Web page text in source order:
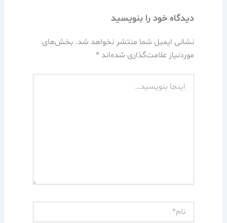
دیدگاه‌ خود را بنویسید
نشانی ایمیل شما منتشر نخواهد شد. بخش‌های
موردنیاز علامت‌گذاری شده‌اند *
بنویسید…